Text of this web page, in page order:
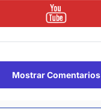
Mostrar Comentarios